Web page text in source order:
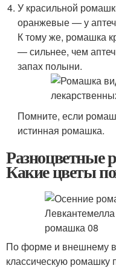
У красильной
оранжевые — у
К тому же, ромашка
— сильнее, чем
запах полыни.
Помните, если
истинная ромашка.
Разноцветные
Какие цветы
По форме и внешнему
классическую ромашку